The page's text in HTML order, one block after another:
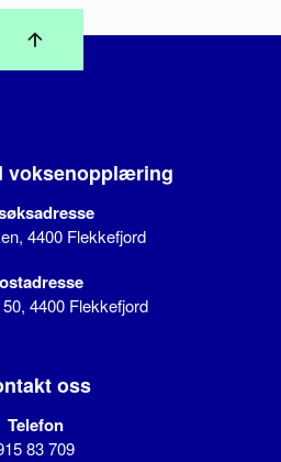
voksenopplæring
4400 Flekkefjord
4400 Flekkefjord
oss
Telefon
83 709